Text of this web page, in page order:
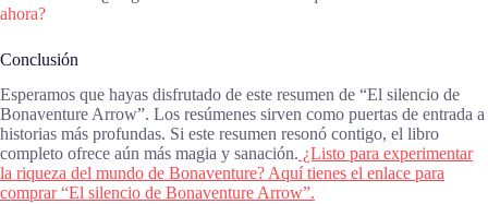
ahora?
Conclusión
Esperamos que hayas disfrutado de este resumen de “El silencio de
Bonaventure Arrow”. Los resúmenes sirven como puertas de entrada a
historias más profundas. Si este resumen resonó contigo, el libro
completo ofrece aún más magia y sanación. ¿Listo para experimentar
la riqueza del mundo de Bonaventure? Aquí tienes el enlace para
comprar “El silencio de Bonaventure Arrow”.